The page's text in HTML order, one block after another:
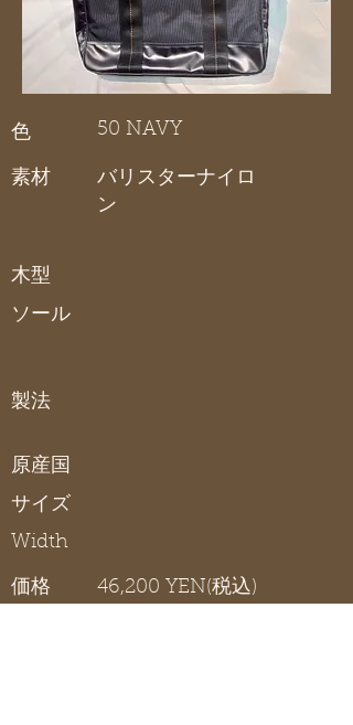
色
素材
50 NAVY
バリスターナイロ
ン
木型
ソール
製法
原産国
サイズ
Width
価格 46,200 YEN(税込)